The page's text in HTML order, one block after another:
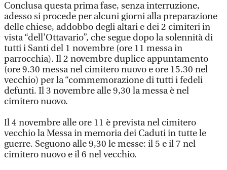
Conclusa questa prima fase, senza interruzione,
adesso si procede per alcuni giorni alla preparazione
delle chiese, addobbo degli altari e dei 2 cimiteri in
vista “dell'Ottavario”, che segue dopo la solennità di
tutti i Santi del 1 novembre (ore 11 messa in
parrocchia). Il 2 novembre duplice appuntamento
(ore 9.30 messa nel cimitero nuovo e ore 15.30 nel
vecchio) per la “commemorazione di tutti i fedeli
defunti. Il 3 novembre alle 9,30 la messa è nel
cimitero nuovo.
Il 4 novembre alle ore 11 è prevista nel cimitero
vecchio la Messa in memoria dei Caduti in tutte le
guerre. Seguono alle 9,30 le messe: il 5 e il 7 nel
cimitero nuovo e il 6 nel vecchio.